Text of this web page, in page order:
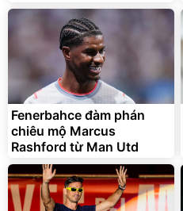
Fenerbahce đàm phán
chiêu mộ Marcus
Rashford từ Man Utd